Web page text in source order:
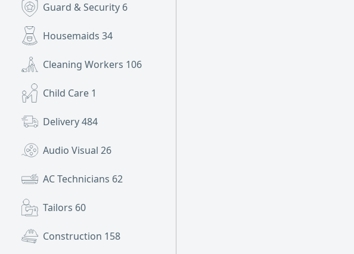
Guard & Security 6
Housemaids 34
Cleaning Workers 106
Child Care 1
Delivery484
Audio Visual 26
AC Technicians 62
Tailors 60
Construction 158